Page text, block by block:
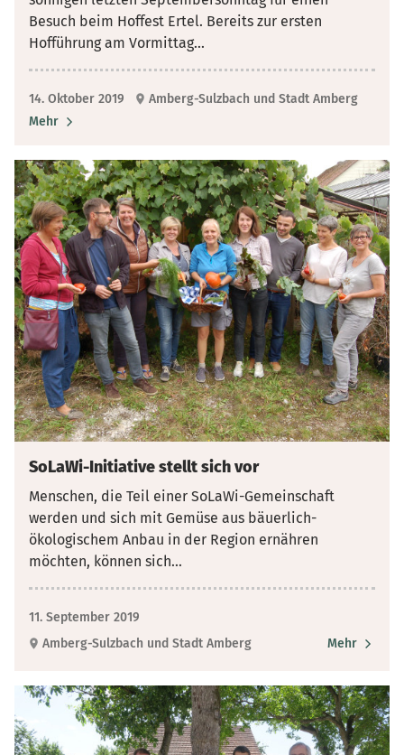
Besuch beim Hoffest Ertel. Bereits zur ersten
Hofführung am Vormittag...
14. Oktober 2019
Amberg-Sulzbach und Stadt Amberg
Mehr
SoLaWi-Initiative stellt sich vor
Menschen, die Teil einer SoLaWi-Gemeinschaft
werden und sich mit Gemüse aus bäuerlich-
ökologischem Anbau in der Region ernähren
möchten, können sich...
11. September 2019
Amberg-Sulzbach und Stadt Amberg
Mehr